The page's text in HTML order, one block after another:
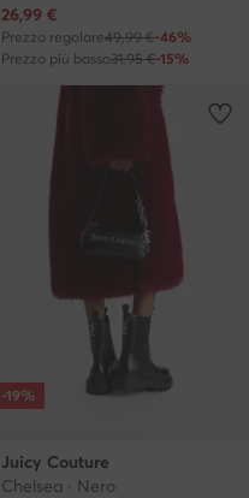
Prezzo attuale
26,99 €
Prezzo regolare49,99 €-46%
Prezzo più basso31,95 €-15%
-19%
Juicy Couture
Chelsea · Nero